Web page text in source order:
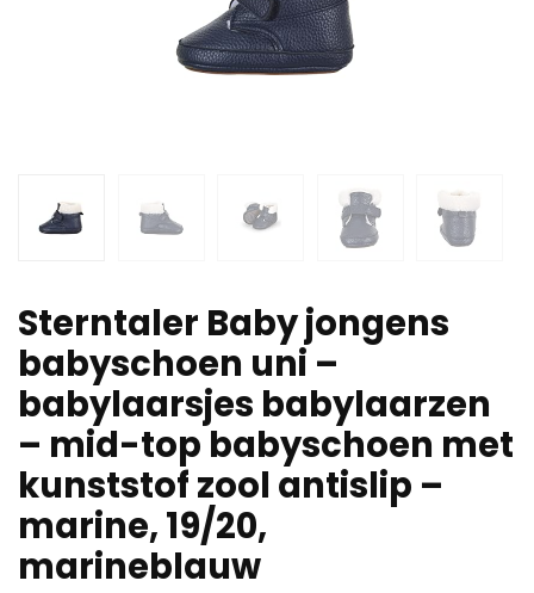
Sterntaler Baby jongens
babyschoen uni –
babylaarsjes babylaarzen
– mid-top babyschoen met
kunststof zool antislip –
marine, 19/20,
marineblauw